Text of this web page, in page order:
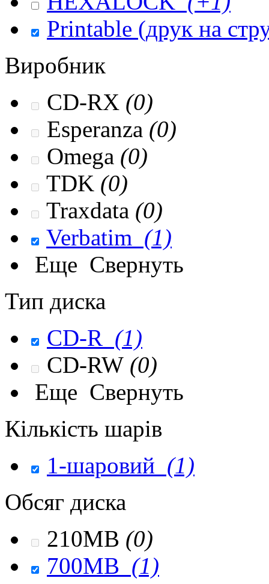
Printable (друк на
Виробник
CD-RX (0)
Esperanza (0)
Omega (0)
TDK (0)
Traxdata (0)
Verbatim (1)
Еще Свернуть
Тип диска
CD-R (1)
CD-RW (0)
Еще Свернуть
Кількість шарів
1-шаровий (1)
Обсяг диска
210MB (0)
700MB (1)